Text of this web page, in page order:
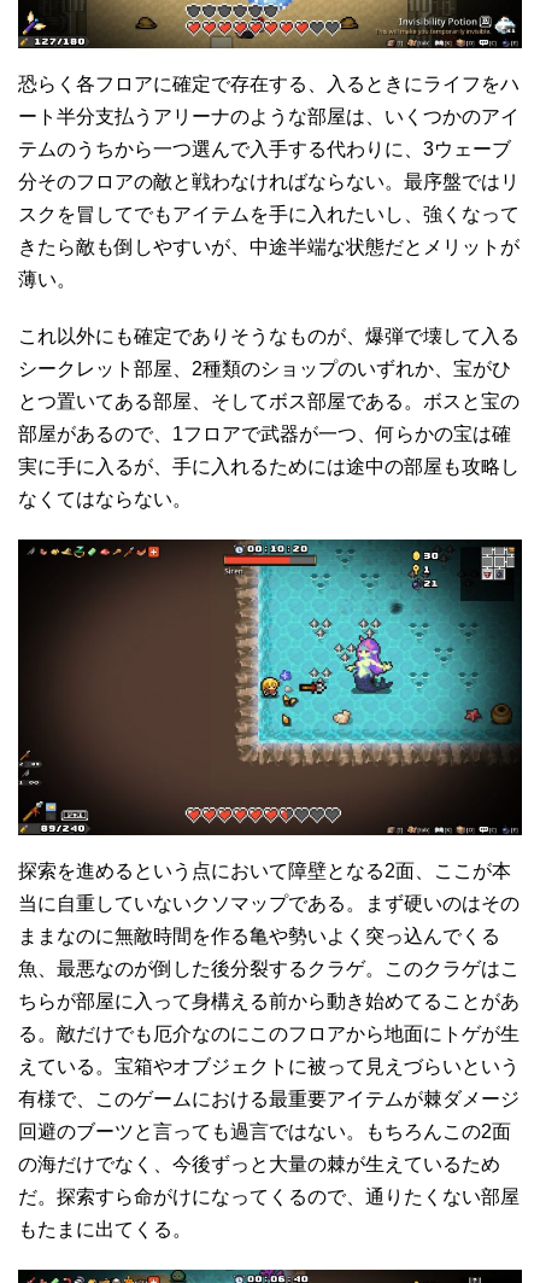
恐らく各フロアに確定で存在する、入るときにライフをハ
ート半分支払うアリーナのような部屋は、いくつかのアイ
テムのうちから一つ選んで入手する代わりに、3ウェーブ
分そのフロアの敵と戦わなければならない。最序盤ではリ
スクを冒してでもアイテムを手に入れたいし、強くなって
きたら敵も倒しやすいが、中途半端な状態だとメリットが
薄い。
これ以外にも確定でありそうなものが、爆弾で壊して入る
シークレット部屋、2種類のショップのいずれか、宝がひ
とつ置いてある部屋、そしてボス部屋である。ボスと宝の
部屋があるので、1フロアで武器が一つ、何らかの宝は確
実に手に入るが、手に入れるためには途中の部屋も攻略し
なくてはならない。
探索を進めるという点において障壁となる2面、ここが本
当に自重していないクソマップである。まず硬いのはその
ままなのに無敵時間を作る亀や勢いよく突っ込んでくる
魚、最悪なのが倒した後分裂するクラゲ。このクラゲはこ
ちらが部屋に入って身構える前から動き始めてることがあ
る。敵だけでも厄介なのにこのフロアから地面にトゲが生
えている。宝箱やオブジェクトに被って見えづらいという
有様で、このゲームにおける最重要アイテムが棘ダメージ
回避のブーツと言っても過言ではない。もちろんこの2面
の海だけでなく、今後ずっと大量の棘が生えているため
だ。探索すら命がけになってくるので、通りたくない部屋
もたまに出てくる。